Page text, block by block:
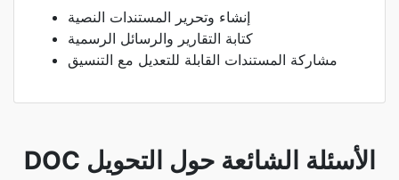
إنشاء وتحرير المستندات النصية
كتابة التقارير والرسائل الرسمية
مشاركة المستندات القابلة للتعديل مع التنسيق
DOC الأسئلة الشائعة حول التحويل